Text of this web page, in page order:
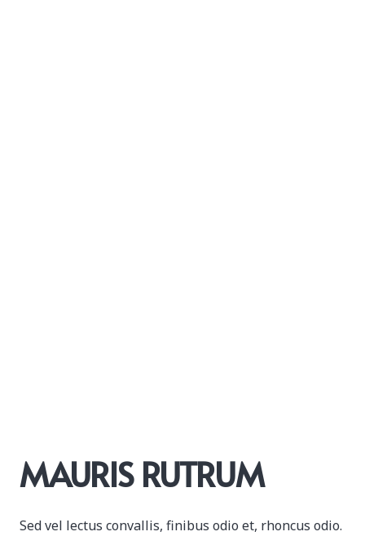
MAURIS RUTRUM
Sed vel lectus convallis, finibus odio et, rhoncus odio.